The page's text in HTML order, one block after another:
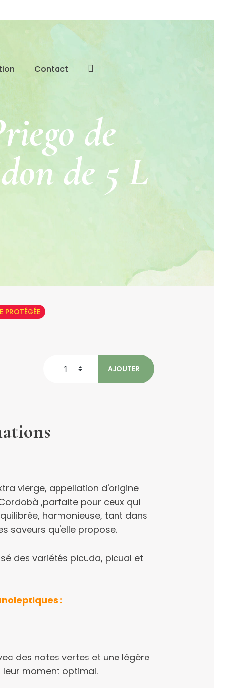
Contact
de
de 5 L
PROTÉGÉE
1 AJOUTER
vierge, appellation d'origine
,parfaite pour ceux qui
harmonieuse, tant dans
saveurs qu'elle propose.
des variétés picuda, picual et
:
des notes vertes et une légère
moment optimal.